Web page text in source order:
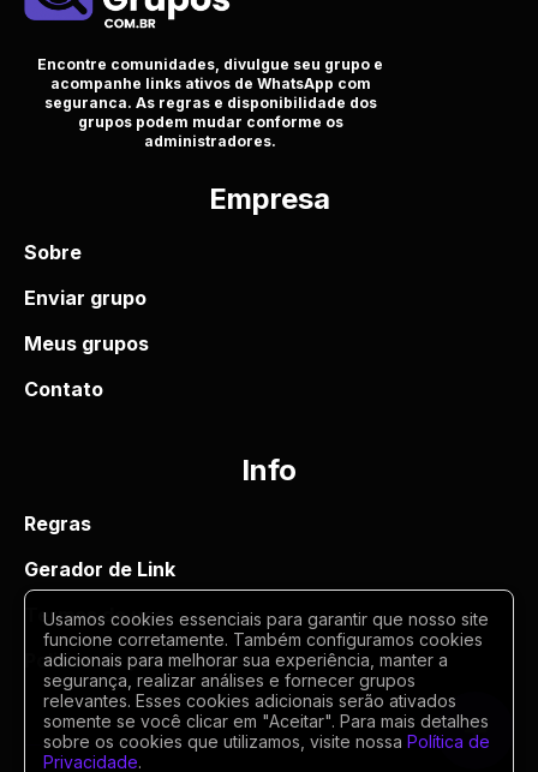
Encontre comunidades, divulgue seu grupo e
acompanhe links ativos de WhatsApp com
seguranca. As regras e disponibilidade dos
grupos podem mudar conforme os
administradores.
Empresa
Sobre
Enviar grupo
Meus grupos
Contato
Info
Regras
Gerador de Link
Termos de uso
Politica de privacidade
Usamos cookies essenciais para garantir que nosso site
funcione corretamente. Também configuramos cookies
adicionais para melhorar sua experiência, manter a
segurança, realizar análises e fornecer grupos
relevantes. Esses cookies adicionais serão ativados
somente se você clicar em "Aceitar". Para mais detalhes
sobre os cookies que utilizamos, visite nossa Política de
Privacidade.